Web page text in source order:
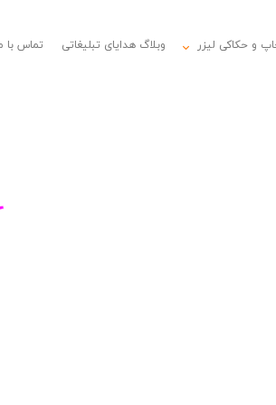
و حکاکی لیزر وبلاگ هدایای تبلیغاتی تماس با